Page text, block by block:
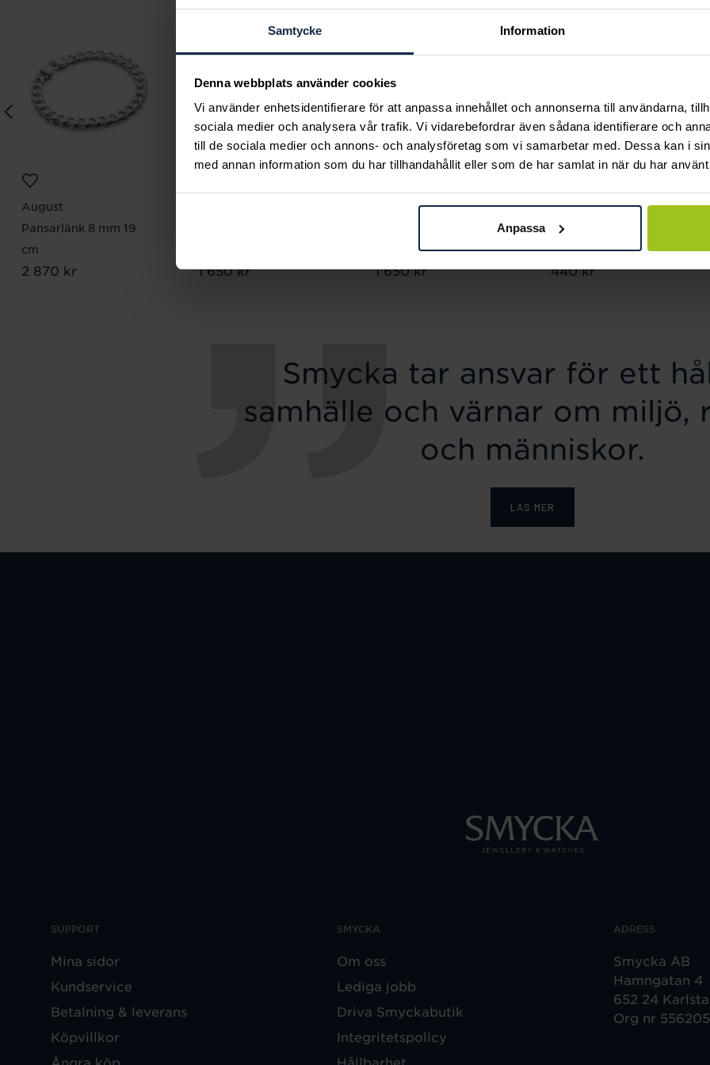
Samtycke Information
Denna webbplats använder cookies
Vi använder enhetsidentifierare för att anpassa innehållet och annonserna till användarna,
sociala medier och analysera vår trafik. Vi vidarebefordrar även sådana identifierare och
till de sociala medier och annons- och analysföretag som vi samarbetar med. Dessa kan i
med annan information som du har tillhandahållit eller som de har samlat in när du har
Anpassa
August
Pansarlänk 8 mm 19
cm
Pris:2 870 kr
2 870 kr Pris:1 650 kr
1 650 kr
bridge 21 cm
Pris:1 650 kr
1 650 kr
August
Steel pansarlänk 7 mm
18 cm
Pris:440 kr
440 kr
Smycka tar ansvar för ett
samhälle och värnar om miljö,
och människor.
LÄS MER
SUPPORT
Mina sidor
Kundservice
Betalning & leverans
Köpvillkor
Ångra köp
SMYCKA
Om oss
Lediga jobb
Driva Smyckabutik
Integritetspolicy
Hållbarhet
ADRESS
Smycka AB
Hamngatan 4
652 24
Org nr